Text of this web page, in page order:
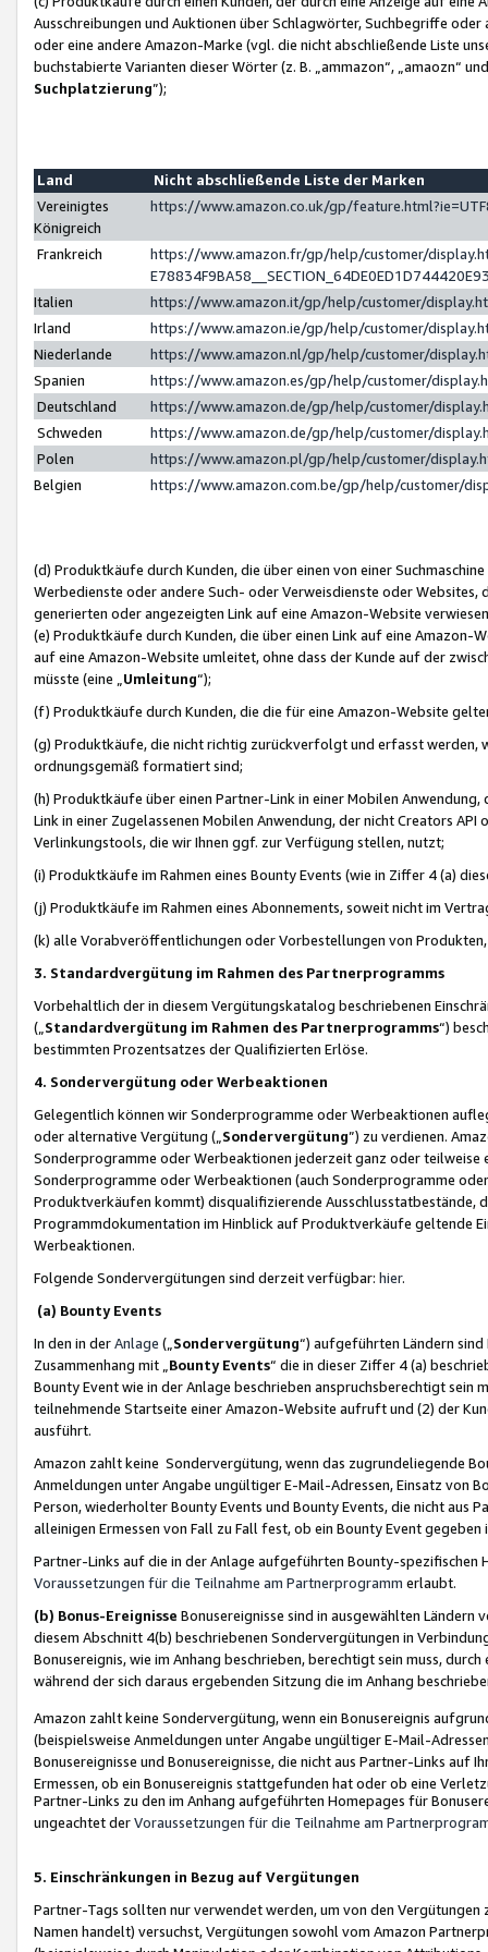
Ausschreibungen und Auktionen über Schlagwörter, Suchbegriffe
oder eine andere Amazon-Marke (vgl. die nicht abschließende Liste
buchstabierte Varianten dieser Wörter (z. B. „ammazon“, „amaozn“
Suchplatzierung”);
Land
Nicht abschließende Liste der Marken
Vereinigtes
Königreich
https://www.amazon.co.uk/gp/
Frankreich
https://www.amazon.fr/gp/help/customer/
Italien
https://www.amazon.it/gp/help/customer/
Irland
https://www.amazon.ie/gp/help/customer/
Niederlande
https://www.amazon.nl/gp/help/customer/
Spanien
https://www.amazon.es/gp/help/customer/
Deutschland
https://www.amazon.de/gp/help/customer/
Schweden
https://www.amazon.de/gp/help/customer/
Polen
https://www.amazon.pl/gp/help/customer/
Belgien
https://www.amazon.com.be/gp/help/customer/
(d) Produktkäufe durch Kunden, die über einen von einer
Werbedienste oder andere Such- oder Verweisdienste oder Websites,
generierten oder angezeigten Link auf eine Amazon-Website
(e) Produktkäufe durch Kunden, die über einen Link auf eine
auf eine Amazon-Website umleitet, ohne dass der Kunde auf der
müsste (eine „ Umleitung“);
(f) Produktkäufe durch Kunden, die die für eine Amazon-Website
(g) Produktkäufe, die nicht richtig zurückverfolgt und erfasst werden,
ordnungsgemäß formatiert sind;
(h) Produktkäufe über einen Partner-Link in einer Mobilen
Link in einer Zugelassenen Mobilen Anwendung, der nicht Creators
Verlinkungstools, die wir Ihnen ggf. zur Verfügung stellen, nutzt;
(i) Produktkäufe im Rahmen eines Bounty Events (wie in Ziffer 4 (a)
(j) Produktkäufe im Rahmen eines Abonnements, soweit nicht im
(k) alle Vorabveröffentlichungen oder Vorbestellungen von
3. Standardvergütung im Rahmen des Partnerprogramms
Vorbehaltlich der in diesem Vergütungskatalog beschriebenen
(„ Standardvergütung im Rahmen des Partnerprogramms“)
bestimmten Prozentsatzes der Qualifizierten Erlöse.
4. Sondervergütung oder Werbeaktionen
Gelegentlich können wir Sonderprogramme oder Werbeaktionen
oder alternative Vergütung („ Sondervergütung”) zu verdienen.
Sonderprogramme oder Werbeaktionen jederzeit ganz oder
Sonderprogramme oder Werbeaktionen (auch Sonderprogramme
Produktverkäufen kommt) disqualifizierende Ausschlusstatbestände,
Programmdokumentation im Hinblick auf Produktverkäufe geltende
Werbeaktionen.
Folgende Sondervergütungen sind derzeit verfügbar: hier.
(a) Bounty Events
In den in derAnlage („ Sondervergütung“) aufgeführten Ländern
Zusammenhang mit „ Bounty Events“ die in dieser Ziffer 4 (a)
Bounty Event wie in der Anlage beschrieben anspruchsberechtigt sein
teilnehmende Startseite einer Amazon-Website aufruft und (2) der
ausführt.
Amazon zahlt keine Sondervergütung, wenn das zugrundeliegende
Anmeldungen unter Angabe ungültiger E-Mail-Adressen, Einsatz von
Person, wiederholter Bounty Events und Bounty Events, die nicht
alleinigen Ermessen von Fall zu Fall fest, ob ein Bounty Event
Partner-Links auf die in der Anlage aufgeführten Bounty-spezifischen
Voraussetzungen für die Teilnahme am Partnerprogramm erlaubt.
(b) Bonus-Ereignisse Bonusereignisse sind in ausgewählten Ländern
diesem Abschnitt 4(b) beschriebenen Sondervergütungen in
Bonusereignis, wie im Anhang beschrieben, berechtigt sein muss,
während der sich daraus ergebenden Sitzung die im Anhang
Amazon zahlt keine Sondervergütung, wenn ein Bonusereignis
(beispielsweise Anmeldungen unter Angabe ungültiger E-Mail-
Bonusereignisse und Bonusereignisse, die nicht aus Partner-Links auf
Ermessen, ob ein Bonusereignis stattgefunden hat oder ob eine
Partner-Links zu den im Anhang aufgeführten Homepages für
ungeachtet derVoraussetzungen für die Teilnahme am
5. Einschränkungen in Bezug auf Vergütungen
Partner-Tags sollten nur verwendet werden, um von den
Namen handelt) versuchst, Vergütungen sowohl vom Amazon